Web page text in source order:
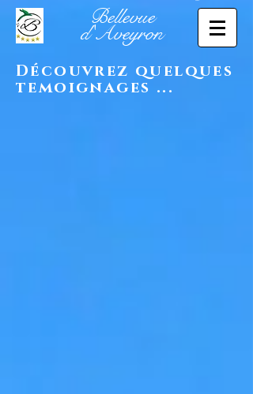
Bellevue
d'Aveyron
Découvrez quelques
temoignages ...